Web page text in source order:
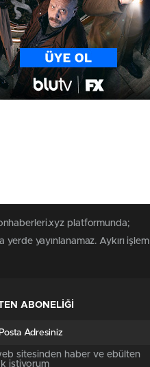
platformunda;
yayınlanamaz. Aykırı işlem
ABONELİĞİ
sitesinden haber ve ebülten
istiyorum